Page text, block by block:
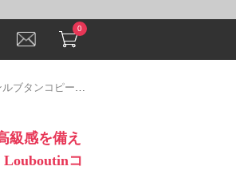
0
バッグ Christian Louboutinコピー 気軽に持てる
級感を備え
コ